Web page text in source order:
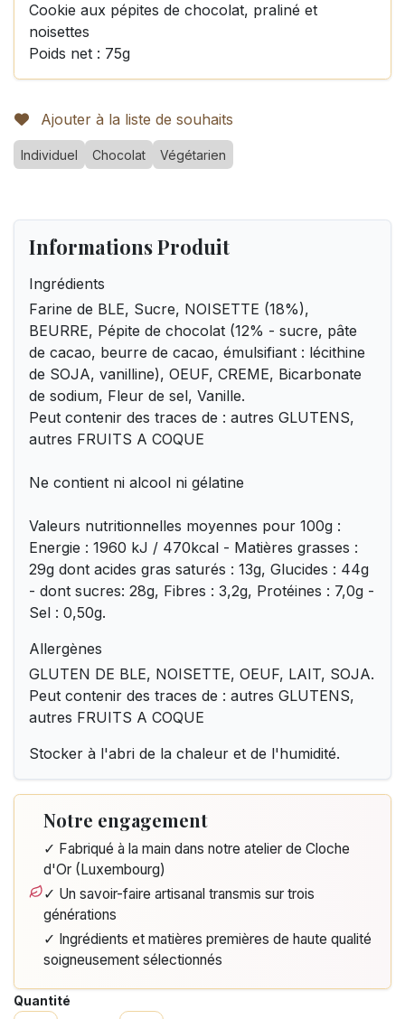
Cookie aux pépites de chocolat, praliné et
noisettes
Poids net : 75g
Ajouter à la liste de souhaits
Individuel Chocolat Végétarien
Informations Produit
Ingrédients
Farine de BLE, Sucre, NOISETTE (18%),
BEURRE, Pépite de chocolat (12% - sucre, pâte
de cacao, beurre de cacao, émulsifiant : lécithine
de SOJA, vanilline), OEUF, CREME, Bicarbonate
de sodium, Fleur de sel, Vanille.
Peut contenir des traces de : autres GLUTENS,
autres FRUITS A COQUE
Ne contient ni alcool ni gélatine
Valeurs nutritionnelles moyennes pour 100g :
Energie : 1960 kJ / 470kcal - Matières grasses :
29g dont acides gras saturés : 13g, Glucides : 44g
- dont sucres: 28g, Fibres : 3,2g, Protéines : 7,0g -
Sel : 0,50g.
Allergènes
GLUTEN DE BLE, NOISETTE, OEUF, LAIT, SOJA.
Peut contenir des traces de : autres GLUTENS,
autres FRUITS A COQUE
Stocker à l'abri de la chaleur et de l'humidité.
Notre engagement
✓ Fabriqué à la main dans notre atelier de Cloche
d'Or (Luxembourg)
✓ Un savoir-faire artisanal transmis sur trois
générations
✓ Ingrédients et matières premières de haute qualité
soigneusement sélectionnés
Quantité